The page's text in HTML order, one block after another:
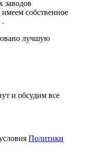
собственное
.
лучшую
и обсудим все
Политики